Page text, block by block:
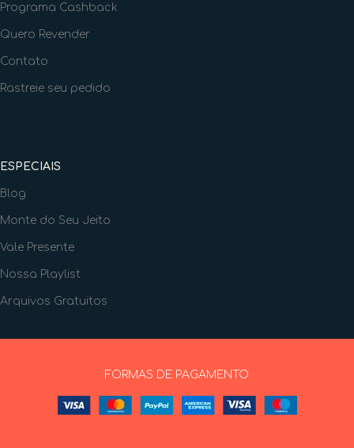
Programa Cashback
Quero Revender
Contato
Rastreie seu pedido
ESPECIAIS
Blog
Monte do Seu Jeito
Vale Presente
Nossa Playlist
Arquivos Gratuitos
FORMAS DE PAGAMENTO